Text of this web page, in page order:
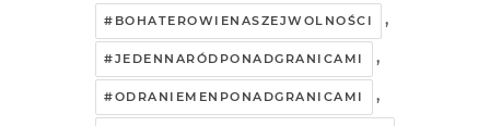
#BOHATEROWIENASZEJWOLNOŚCI ,
#JEDENNARÓDPONADGRANICAMI ,
#ODRANIEMENPONADGRANICAMI ,